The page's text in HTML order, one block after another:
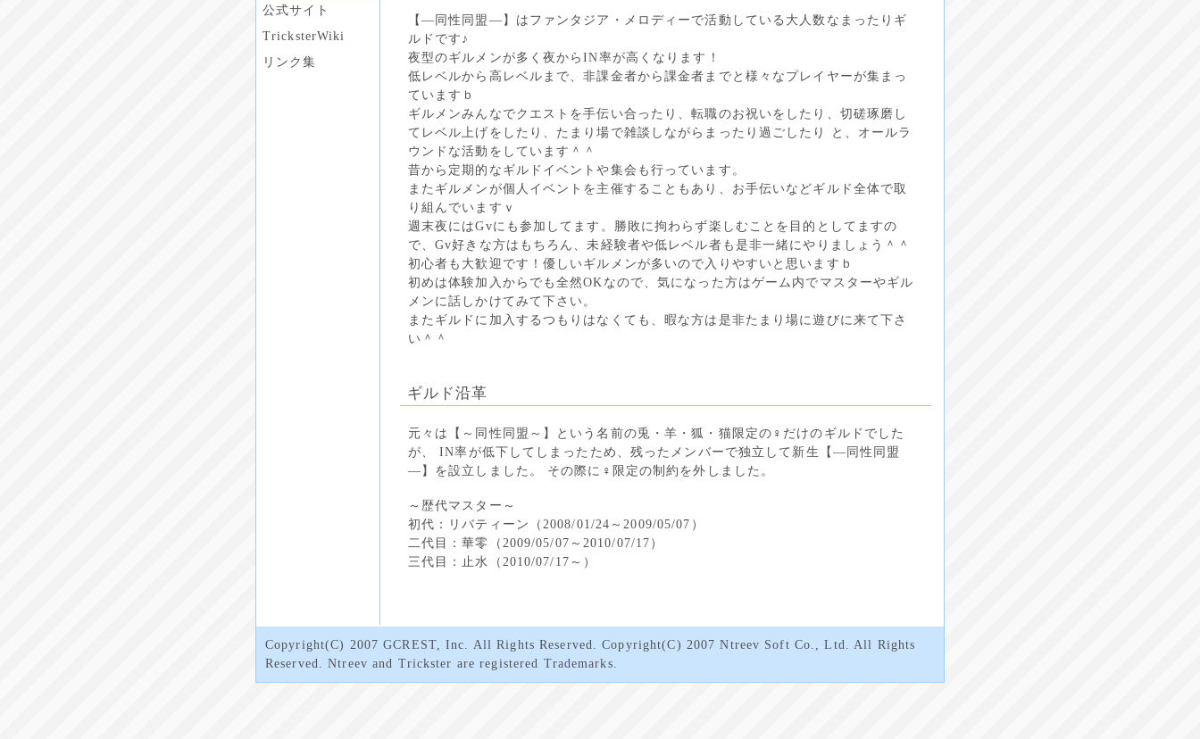
公式サイト
TricksterWiki
リンク集
【―同性同盟―】はファンタジア・メロディーで活動している大人数なまったりギ
ルドです♪
夜型のギルメンが多く夜からIN率が高くなります！
低レベルから高レベルまで、非課金者から課金者までと様々なプレイヤーが集まっ
ていますｂ
ギルメンみんなでクエストを手伝い合ったり、転職のお祝いをしたり、切磋琢磨し
てレベル上げをしたり、たまり場で雑談しながらまったり過ごしたり と、オールラ
ウンドな活動をしています＾＾
昔から定期的なギルドイベントや集会も行っています。
またギルメンが個人イベントを主催することもあり、お手伝いなどギルド全体で取
り組んでいますｖ
週末夜にはGvにも参加してます。勝敗に拘わらず楽しむことを目的としてますの
で、Gv好きな方はもちろん、未経験者や低レベル者も是非一緒にやりましょう＾＾
初心者も大歓迎です！優しいギルメンが多いので入りやすいと思いますｂ
初めは体験加入からでも全然OKなので、気になった方はゲーム内でマスターやギル
メンに話しかけてみて下さい。
またギルドに加入するつもりはなくても、暇な方は是非たまり場に遊びに来て下さ
い＾＾
ギルド沿革
元々は【～同性同盟～】という名前の兎・羊・狐・猫限定の♀だけのギルドでした
が、 IN率が低下してしまったため、残ったメンバーで独立して新生【―同性同盟
―】を設立しました。 その際に♀限定の制約を外しました。
～歴代マスター～
初代：リバティーン（2008/01/24～2009/05/07）
二代目：華零（2009/05/07～2010/07/17）
三代目：止水（2010/07/17～）
Copyright(C) 2007 GCREST, Inc. All Rights Reserved. Copyright(C) 2007 Ntreev Soft Co., Ltd. All Rights
Reserved. Ntreev and Trickster are registered Trademarks.